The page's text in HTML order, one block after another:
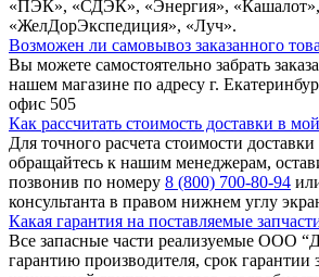
«ПЭК», «СДЭК», «Энергия», «Кашалот»,
«ЖелДорЭкспедиция», «Луч».
Возможен ли самовывоз заказанного
Вы можете самостоятельно забрать
нашем магазине по адресу г.
офис 505
Как рассчитать стоимость доставки в
Для точного расчета стоимости доставки
обращайтесь к нашим менеджерам,
позвонив по номеру 8 (800) 700-80-94
консультанта в правом нижнем углу
Какая гарантия на поставляемые
Все запасные части реализуемые ООО
гарантию производителя, срок гарантии